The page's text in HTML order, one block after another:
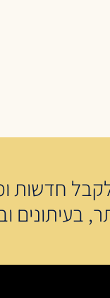
חדשות
בעיתונים